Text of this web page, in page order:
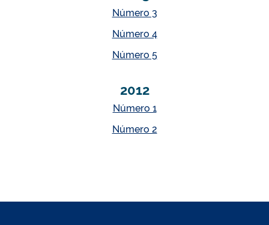
Número 3
Número 4
Número 5
2012
Número 1
Número 2